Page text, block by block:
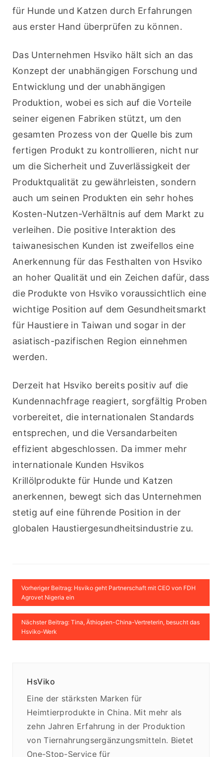
für Hunde und Katzen durch Erfahrungen
aus erster Hand überprüfen zu können.
Das Unternehmen Hsviko hält sich an das
Konzept der unabhängigen Forschung und
Entwicklung und der unabhängigen
Produktion, wobei es sich auf die Vorteile
seiner eigenen Fabriken stützt, um den
gesamten Prozess von der Quelle bis zum
fertigen Produkt zu kontrollieren, nicht nur
um die Sicherheit und Zuverlässigkeit der
Produktqualität zu gewährleisten, sondern
auch um seinen Produkten ein sehr hohes
Kosten-Nutzen-Verhältnis auf dem Markt zu
verleihen. Die positive Interaktion des
taiwanesischen Kunden ist zweifellos eine
Anerkennung für das Festhalten von Hsviko
an hoher Qualität und ein Zeichen dafür, dass
die Produkte von Hsviko voraussichtlich eine
wichtige Position auf dem Gesundheitsmarkt
für Haustiere in Taiwan und sogar in der
asiatisch-pazifischen Region einnehmen
werden.
Derzeit hat Hsviko bereits positiv auf die
Kundennachfrage reagiert, sorgfältig Proben
vorbereitet, die internationalen Standards
entsprechen, und die Versandarbeiten
effizient abgeschlossen. Da immer mehr
internationale Kunden Hsvikos
Krillölprodukte für Hunde und Katzen
anerkennen, bewegt sich das Unternehmen
stetig auf eine führende Position in der
globalen Haustiergesundheitsindustrie zu.
Vorheriger Beitrag: Hsviko geht Partnerschaft mit CEO von FDH
Agrovet Nigeria ein
Nächster Beitrag: Tina, Äthiopien-China-Vertreterin, besucht das
Hsviko-Werk
HsViko
Eine der stärksten Marken für
Heimtierprodukte in China. Mit mehr als
zehn Jahren Erfahrung in der Produktion
von Tiernahrungsergänzungsmitteln. Bietet
One-Stop-Service für